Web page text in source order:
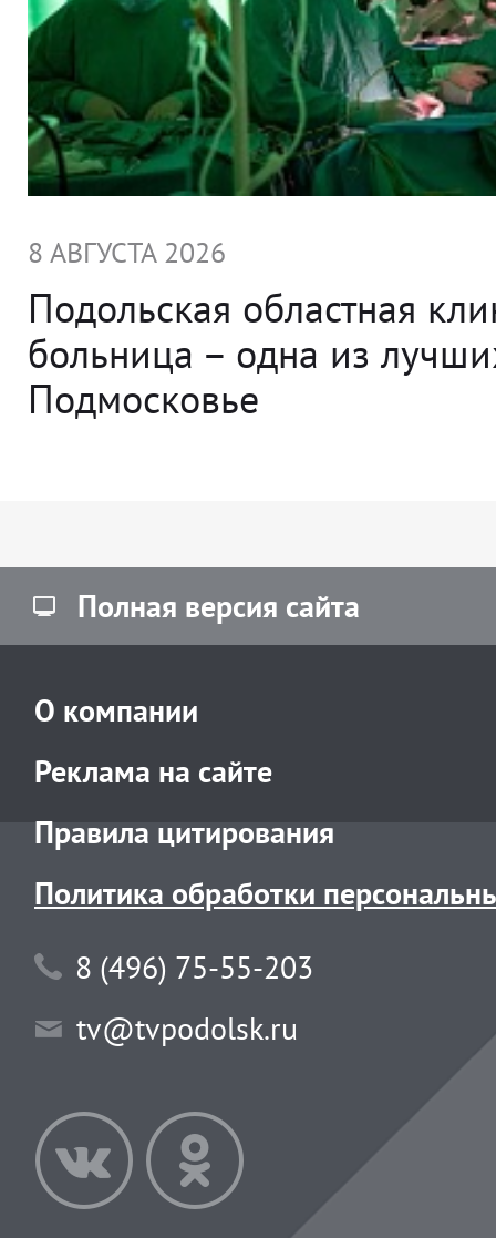
8 АВГУСТА 2026
Подольская областная
больница – одна из
Подмосковье
Полная версия сайта
О компании
Реклама на сайте
Правила цитирования
Политика обработки
8 (496) 75-55-203
tv@tvpodolsk.ru